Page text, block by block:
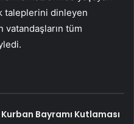
taleplerini dinleyen
vatandaşların tüm
Kurban Bayramı Kutlaması